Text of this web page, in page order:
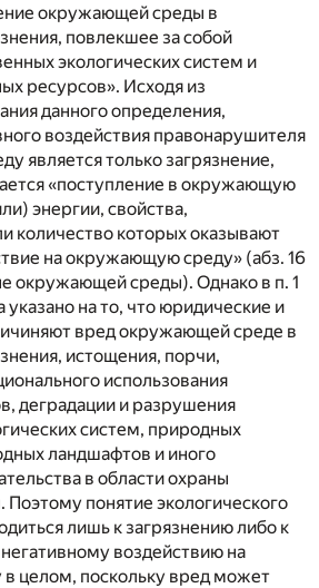
окружающей среды в
повлекшее за собой
экологических систем и
ресурсов». Исходя из
данного определения,
воздействия правонарушителя
является только загрязнение,
«поступление в окружающую
энергии, свойства,
количество которых оказывают
на окружающую среду» (абз. 16
окружающей среды). Однако в п. 1
указано на то, что юридические и
вред окружающей среде в
истощения, порчи,
использования
деградации и разрушения
систем, природных
ландшафтов и иного
в области охраны
понятие экологического
лишь к загрязнению либо к
воздействию на
целом, поскольку вред может